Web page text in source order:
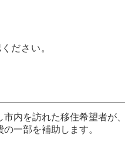
ださい。
内を訪れた移住希望者が
一部を補助します。